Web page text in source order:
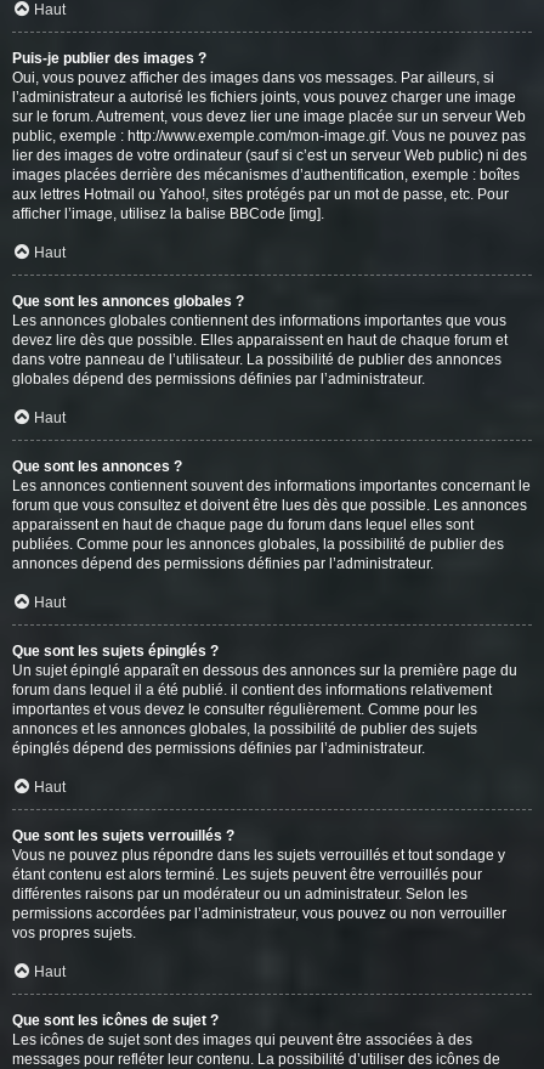
Haut
Puis-je publier des images ?
Oui, vous pouvez afficher des images dans vos messages. Par ailleurs, si
l’administrateur a autorisé les fichiers joints, vous pouvez charger une image
sur le forum. Autrement, vous devez lier une image placée sur un serveur Web
public, exemple : http://www.exemple.com/mon-image.gif. Vous ne pouvez pas
lier des images de votre ordinateur (sauf si c’est un serveur Web public) ni des
images placées derrière des mécanismes d’authentification, exemple : boîtes
aux lettres Hotmail ou Yahoo!, sites protégés par un mot de passe, etc. Pour
afficher l’image, utilisez la balise BBCode [img].
Haut
Que sont les annonces globales ?
Les annonces globales contiennent des informations importantes que vous
devez lire dès que possible. Elles apparaissent en haut de chaque forum et
dans votre panneau de l’utilisateur. La possibilité de publier des annonces
globales dépend des permissions définies par l’administrateur.
Haut
Que sont les annonces ?
Les annonces contiennent souvent des informations importantes concernant le
forum que vous consultez et doivent être lues dès que possible. Les annonces
apparaissent en haut de chaque page du forum dans lequel elles sont
publiées. Comme pour les annonces globales, la possibilité de publier des
annonces dépend des permissions définies par l’administrateur.
Haut
Que sont les sujets épinglés ?
Un sujet épinglé apparaît en dessous des annonces sur la première page du
forum dans lequel il a été publié. il contient des informations relativement
importantes et vous devez le consulter régulièrement. Comme pour les
annonces et les annonces globales, la possibilité de publier des sujets
épinglés dépend des permissions définies par l’administrateur.
Haut
Que sont les sujets verrouillés ?
Vous ne pouvez plus répondre dans les sujets verrouillés et tout sondage y
étant contenu est alors terminé. Les sujets peuvent être verrouillés pour
différentes raisons par un modérateur ou un administrateur. Selon les
permissions accordées par l’administrateur, vous pouvez ou non verrouiller
vos propres sujets.
Haut
Que sont les icônes de sujet ?
Les icônes de sujet sont des images qui peuvent être associées à des
messages pour refléter leur contenu. La possibilité d’utiliser des icônes de